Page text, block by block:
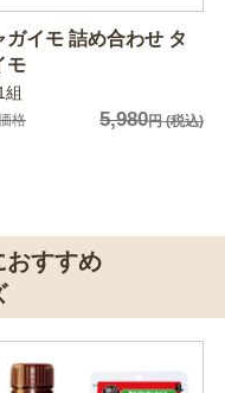
ガイモ 詰め合わせ タ
モ
組
格 5,980円(税込)
おすすめ